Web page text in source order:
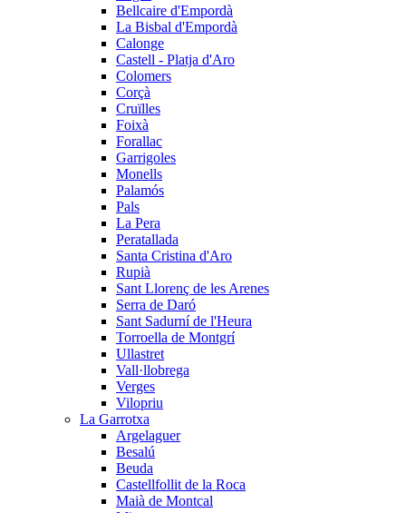
Bellcaire d'Empordà
La Bisbal d'Empordà
Calonge
Castell - Platja d'Aro
Colomers
Corçà
Cruïlles
Foixà
Forallac
Garrigoles
Monells
Palamós
Pals
La Pera
Peratallada
Santa Cristina d'Aro
Rupià
Sant Llorenç de les Arenes
Serra de Daró
Sant Sadurní de l'Heura
Torroella de Montgrí
Ullastret
Vall·llobrega
Verges
Vilopriu
La Garrotxa
Argelaguer
Besalú
Beuda
Castellfollit de la Roca
Maià de Montcal